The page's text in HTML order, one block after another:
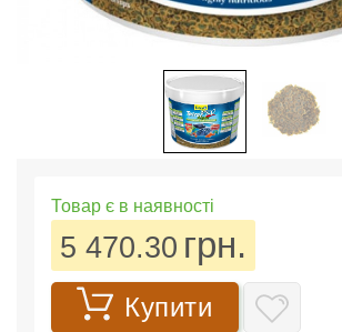
Товар є в наявності
5 470.30 грн.
Купити